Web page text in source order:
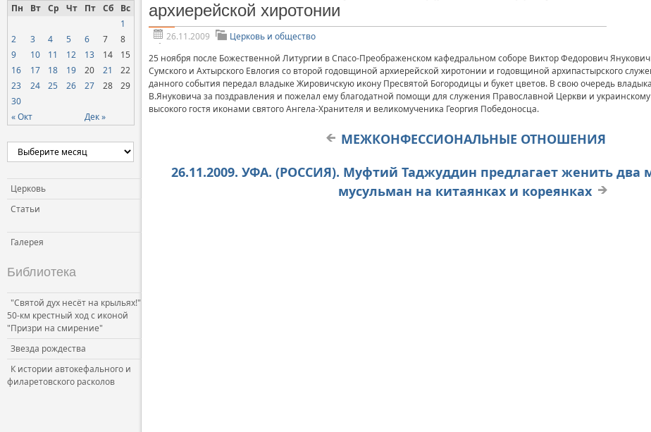
Нарушения прав
верующих
Официальная хроника
Расколы, ереси, секты
СОЦИАЛЬНОЕ
СЛУЖЕНИЕ
Церковь и СМИ
Митрополиты
Хроники
Пн
Вт Ср Чт Пт Сб Вс
« Окт Дек »
1
2
3 4 5 6 7
8
9
10 11 12 13 14
15
16
17 18 19 20 21
22
23
24 25 26 27 28
29
30
Церковь
Статьи
Галерея
Библиотека
"Святой дух несёт на крыльях!"
50-км крестный ход с иконой
"Призри на смирение"
Звезда рождества
К истории автокефального и
филаретовского расколов
архиерейской хиротонии
26.11.2009
Церковь и общество
25 ноября после Божественной Литургии в Спасо-Преображенском кафедральном соборе Виктор Федорович Янукович
Сумского и Ахтырского Евлогия со второй годовщиной архиерейской хиротонии и годовщиной архипастырского
данного события передал владыке Жировичскую икону Пресвятой Богородицы и букет цветов. В свою очередь
В.Януковича за поздравления и пожелал ему благодатной помощи для служения Православной Церкви и
высокого гостя иконами святого Ангела-Хранителя и великомученика Георгия Победоносца.
МЕЖКОНФЕССИОНАЛЬНЫЕ ОТНОШЕНИЯ
26.11.2009. УФА. (РОССИЯ). Муфтий Таджуддин предлагает женить два
мусульман на китаянках и кореянках